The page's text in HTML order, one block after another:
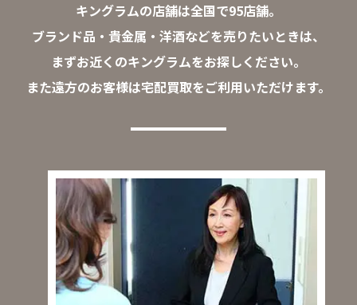
キングラムの店舗は全国で95店舗。
ブランド品・貴金属・洋酒などを売りたいときは、
まずお近くのキングラムをお探しください。
また遠方のお客様は宅配買取をご利用いただけます。